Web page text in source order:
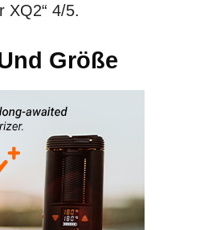
XQ2“ 4/5.
Größe